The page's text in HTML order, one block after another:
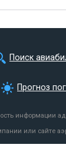
Поиск
Прогноз
информации
или сайте